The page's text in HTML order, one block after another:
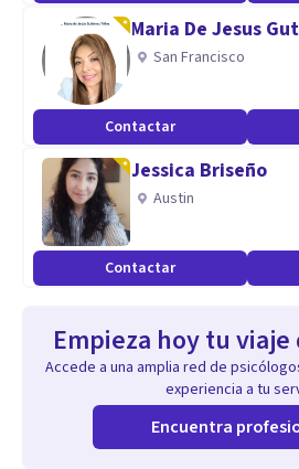
Maria De Jesus
San Francisco
Contactar
Jessica Briseño
Austin
Contactar
Empieza hoy tu
Accede a una amplia red de
experiencia a tu
Encuentra